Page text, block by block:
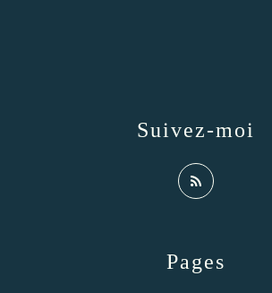
Pages
Suivez-moi